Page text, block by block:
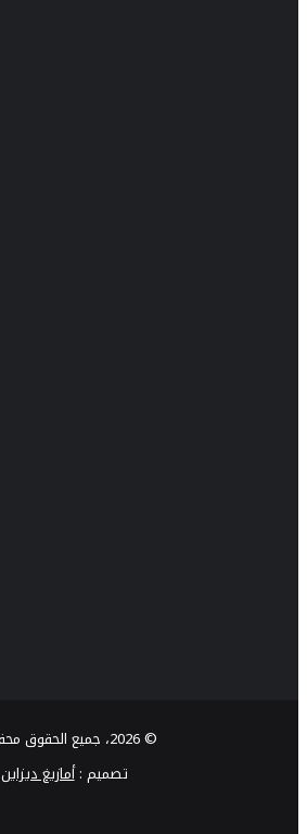
© 2026، جميع الحقوق محفوظة
تصميم :أمازيغ ديزاين